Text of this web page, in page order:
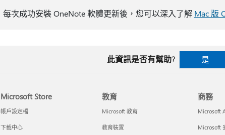
每次成功安裝 OneNote 軟體更新後，您可以深入了解 Mac 版
此資訊是否有幫助? 是
Microsoft Store
帳戶設定檔
下載中心
教育
Microsoft 教育
教育裝置
商務
Microsoft
Microsoft